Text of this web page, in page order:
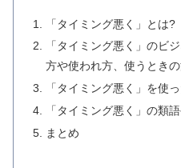
「タイミング悪く」とは?
「タイミング悪く」のビ
方や使われ方、使うとき
「タイミング悪く」を使
「タイミング悪く」の類
まとめ